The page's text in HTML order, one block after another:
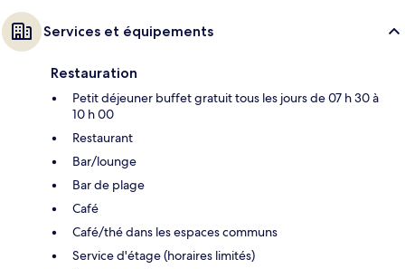
Services et équipements
Restauration
Petit déjeuner buffet gratuit tous les jours de 07 h 30 à
10 h 00
Restaurant
Bar/lounge
Bar de plage
Café
Café/thé dans les espaces communs
Service d'étage (horaires limités)